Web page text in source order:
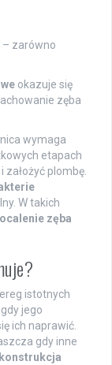
zarówno
okazuje się
zęba
wymaga
etapach
plombę.
W takich
zęba
istotnych
gdy jego
ich naprawić.
gdy inne